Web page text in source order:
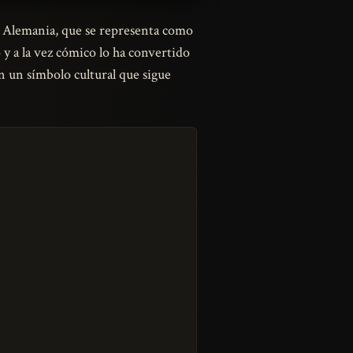
que se representa como
a la vez cómico lo ha convertido
un símbolo cultural que sigue